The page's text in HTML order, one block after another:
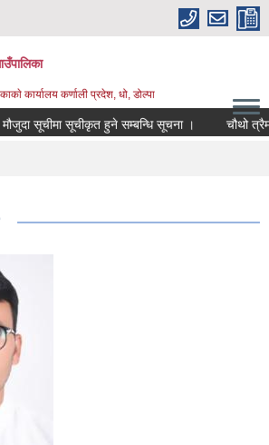
कार्यालय कर्णाली प्रदेश, धो, डोल्पा
सूचीमा सूचीकृत हुने सम्बन्धि सूचना । चौथो